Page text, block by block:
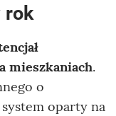
rok
mieszkaniach.
o
oparty na